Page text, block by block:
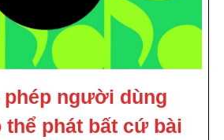
người dùng
thể phát bất cứ bài